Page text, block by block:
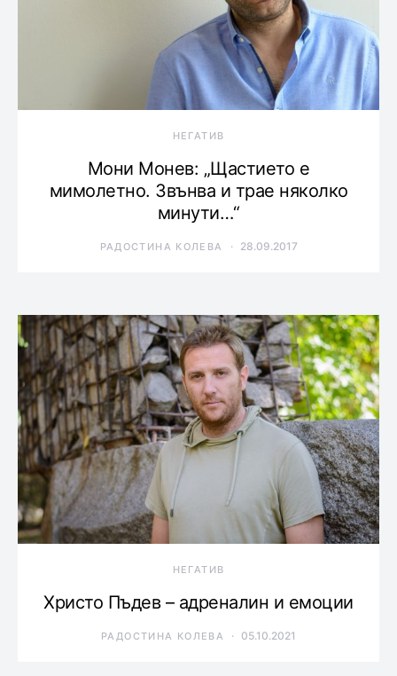
НЕГАТИВ
Мони Монев: „Щастието е
мимолетно. Звънва и трае няколко
минути…“
РАДОСТИНА КОЛЕВА 28.09.2017
НЕГАТИВ
Христо Пъдев – адреналин и емоции
РАДОСТИНА КОЛЕВА 05.10.2021